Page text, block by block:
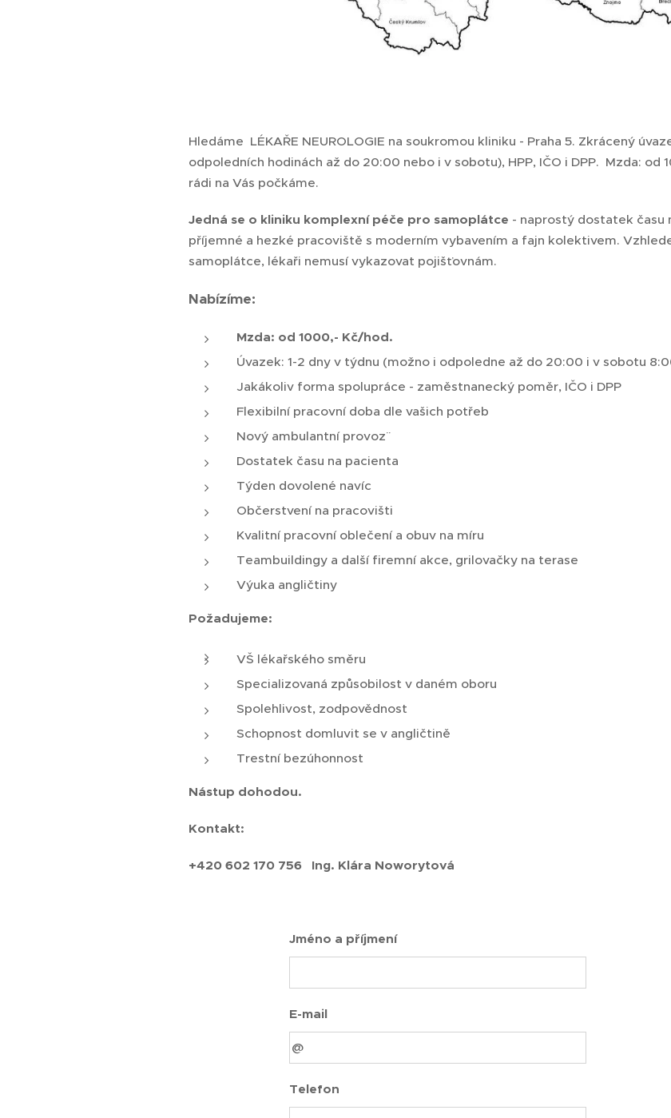
Hledáme LÉKAŘE NEUROLOGIE na soukromou kliniku - Praha 5. Zkrácený
odpoledních hodinách až do 20:00 nebo i v sobotu), HPP, IČO i DPP. Mzda:
rádi na Vás počkáme.
Jedná se o kliniku komplexní péče pro samoplátce - naprostý dostatek času
příjemné a hezké pracoviště s moderním vybavením a fajn kolektivem.
samoplátce, lékaři nemusí vykazovat pojišťovnám.
Nabízíme:
Mzda: od 1000,- Kč/hod.
Úvazek: 1-2 dny v týdnu (možno i odpoledne až do 20:00 i v sobotu
Jakákoliv forma spolupráce - zaměstnanecký poměr, IČO i DPP
Flexibilní pracovní doba dle vašich potřeb
Nový ambulantní provoz¨
Dostatek času na pacienta
Týden dovolené navíc
Občerstvení na pracovišti
Kvalitní pracovní oblečení a obuv na míru
Teambuildingy a další firemní akce, grilovačky na terase
Výuka angličtiny
Požadujeme:
VŠ lékařského směru
Specializovaná způsobilost v daném oboru
Spolehlivost, zodpovědnost
Schopnost domluvit se v angličtině
Trestní bezúhonnost
Nástup dohodou.
Kontakt:
+420 602 170 756 Ing. Klára Noworytová
Jméno a příjmení
E-mail
Telefon